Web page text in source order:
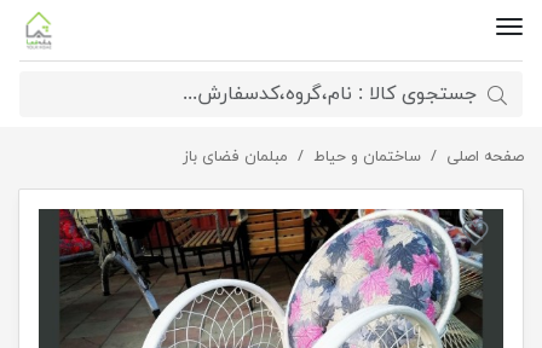
صفحه اصلی ساختمان و حیاط مبلمان فضای باز صندلی ریلکسی گلبرگ